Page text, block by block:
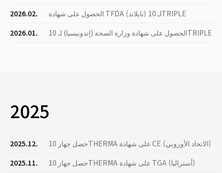
2026.02.
الحصول على شهادة TFDA (تايلاند) لـ 10TRIPLE
2026.01.
الحصول على شهادة وزارة الصحة (إندونيسيا) لـ 10TRIPLE
2025
2025.12.
حصل جهاز 10THERMA على شهادة CE (الاتحاد الأوروبي)
2025.11.
حصل جهاز 10THERMA على شهادة TGA (أستراليا)